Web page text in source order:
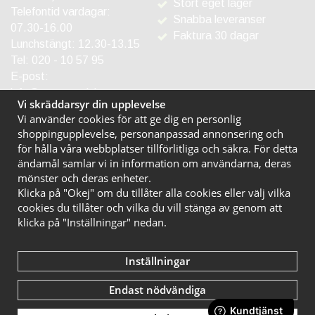
Telefontid vardagar:
07.30-16.00
Lunchstängt: 12.30-13.15
Tel: 020 - 10 57 95
E-post:
info@entreprodukter.se
Stort eget lager
Snabba leveranser
Faktura 30 dagar
Vi skräddarsyr din upplevelse
Vi använder cookies för att ge dig en personlig
shoppingupplevelse, personanpassad annonsering och
för hålla våra webbplatser tillförlitliga och säkra. För detta
ändamål samlar vi in information om användarna, deras
mönster och deras enheter.
Klicka på "Okej" om du tillåter alla cookies eller välj vilka
cookies du tillåter och vilka du vill stänga av genom att
klicka på "Inställningar" nedan.
Inställningar
Endast nödvändiga